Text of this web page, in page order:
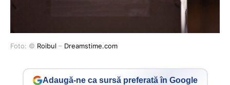
Foto: © Roibul – Dreamstime.com
Adaugă-ne ca sursă preferată în Google